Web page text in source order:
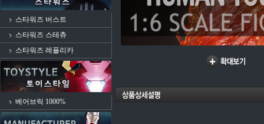
스타워즈 버스트
스타워즈 스테츄
스타워즈 레플리카
베어브릭 1000%